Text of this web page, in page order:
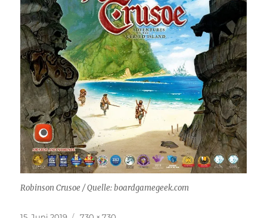
Robinson Crusoe / Quelle: boardgamegeek.com
Veröffentlicht
Originalgröße